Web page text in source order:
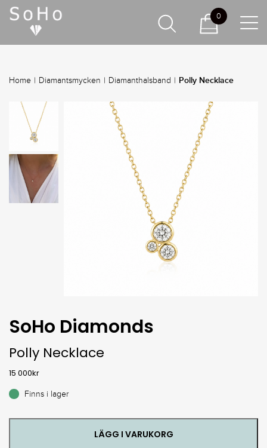
Home | Diamantsmycken | Diamanthalsband | Polly Necklace
SoHo Diamonds
Polly Necklace
15 000kr
Finns i lager
LÄGG I VARUKORG
0